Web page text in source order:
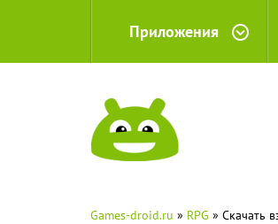
Приложения
Games-droid.ru » RPG » Скачать